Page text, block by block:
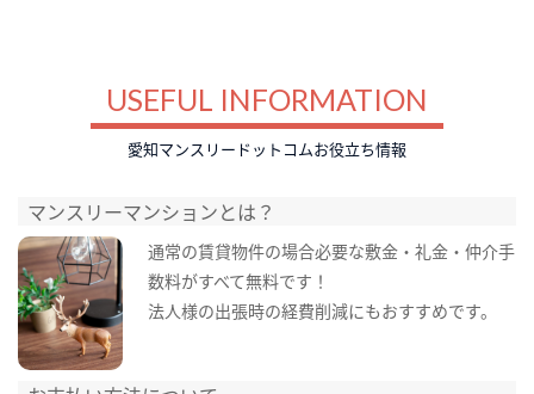
USEFUL INFORMATION
愛知マンスリードットコムお役立ち情報
マンスリーマンションとは？
通常の賃貸物件の場合必要な敷金・礼金・仲介手
数料がすべて無料です！
法人様の出張時の経費削減にもおすすめです。